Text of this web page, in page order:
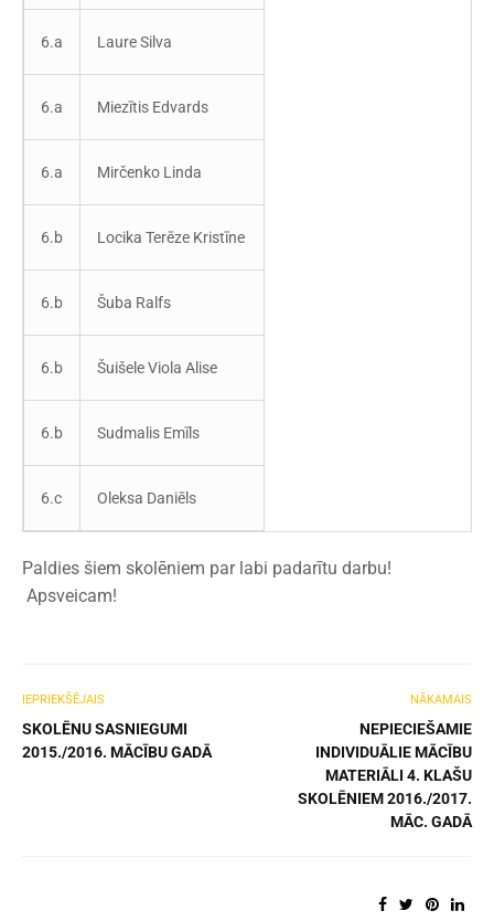
6.a Laure Silva
6.a Miezītis Edvards
6.a Mirčenko Linda
6.b Locika Terēze Kristīne
6.b Šuba Ralfs
6.b Šuišele Viola Alise
6.b Sudmalis Emīls
6.c Oleksa Daniēls
Paldies šiem skolēniem par labi padarītu darbu!
Apsveicam!
IEPRIEKŠĒJAIS
SKOLĒNU SASNIEGUMI
2015./2016. MĀCĪBU GADĀ
NĀKAMAIS
NEPIECIEŠAMIE
INDIVIDUĀLIE MĀCĪBU
MATERIĀLI 4. KLAŠU
SKOLĒNIEM 2016./2017.
MĀC. GADĀ